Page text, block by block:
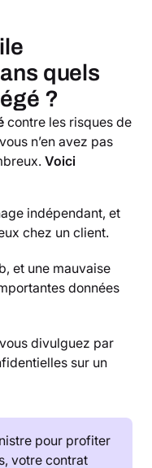
quels
?
contre les risques de
n’en avez pas
Voici
indépendant, et
chez un client.
et une mauvaise
données
divulguez par
sur un
pour profiter
votre contrat